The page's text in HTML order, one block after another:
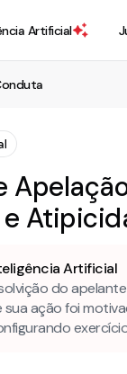
Artificial
Artificial
do
ação foi